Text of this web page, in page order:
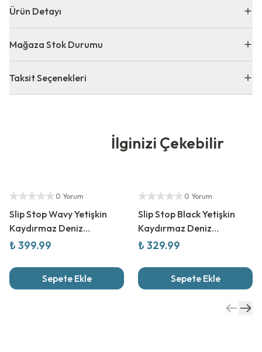
Ürün Detayı
Mağaza Stok Durumu
Taksit Seçenekleri
İlginizi Çekebilir
0 Yorum
Slip Stop Wavy Yetişkin
Kaydırmaz Deniz
Ayakkabısı
₺ 399.99
Sepete Ekle
0 Yorum
Slip Stop Black Yetişkin
Kaydırmaz Deniz
Ayakkabısı
₺ 329.99
Sepete Ekle